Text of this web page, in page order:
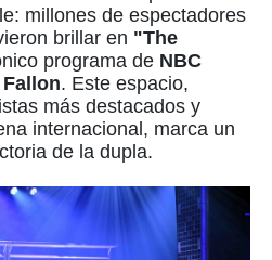
millones de espectadores
brillar en "The
programa de NBC
. Este espacio,
más destacados y
internacional, marca un
de la dupla.